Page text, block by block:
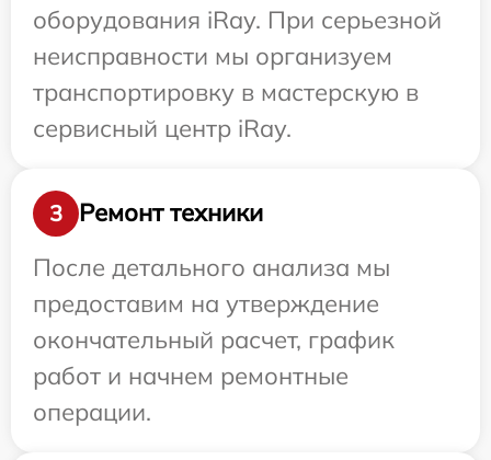
оборудования iRay. При серьезной
неисправности мы организуем
транспортировку в мастерскую в
сервисный центр iRay.
3
Ремонт техники
После детального анализа мы
предоставим на утверждение
окончательный расчет, график
работ и начнем ремонтные
операции.